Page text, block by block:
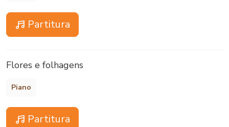
Partitura
Flores e folhagens
Piano
Partitura